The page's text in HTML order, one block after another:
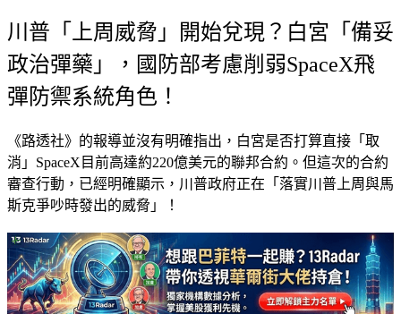
川普「上周威脅」開始兌現？白宮「備妥
政治彈藥」，國防部考慮削弱SpaceX飛
彈防禦系統角色！
《路透社》的報導並沒有明確指出，白宮是否打算直接「 取
消 」SpaceX目前高達約220億美元的聯邦合約 。但這次的合約
審查行動，已經明確顯示，川普政府正在「 落實川普上周與馬
斯克爭吵時發出的威脅 」！